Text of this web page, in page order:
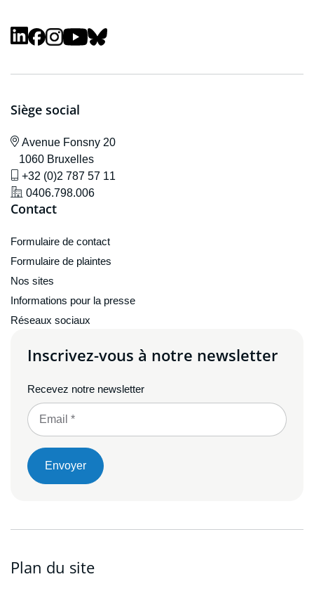
Siège social
icône de localisation
Avenue Fonsny 20
1060 Bruxelles
icône de gsm
+32 (0)2 787 57 11
icône de localisation
0406.798.006
Contact
Formulaire de contact
Formulaire de plaintes
Nos sites
Informations pour la presse
Réseaux sociaux
Inscrivez-vous à notre newsletter
Recevez notre newsletter
Envoyer
Plan du site